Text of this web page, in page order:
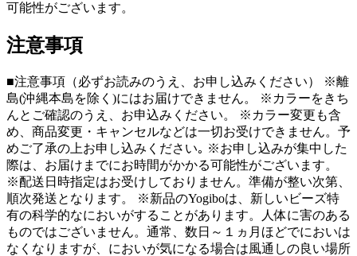
可能性がございます。
注意事項
■注意事項（必ずお読みのうえ、お申し込みください） ※離
島(沖縄本島を除く)にはお届けできません。 ※カラーをきち
んとご確認のうえ、お申込みください。 ※カラー変更も含
め、商品変更・キャンセルなどは一切お受けできません。予
めご了承の上お申し込みください｡ ※お申し込みが集中した
際は、お届けまでにお時間がかかる可能性がございます。
※配送日時指定はお受けしておりません。準備が整い次第、
順次発送となります。 ※新品のYogiboは、新しいビーズ特
有の科学的なにおいがすることがあります。人体に害のある
ものではございません。通常、数日～１ヵ月ほどでにおいは
なくなりますが、においが気になる場合は風通しの良い場所